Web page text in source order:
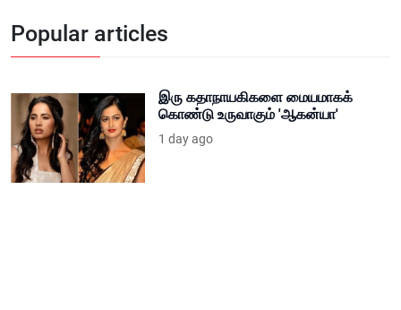
Popular articles
இரு கதாநாயகிகளை மையமாகக்
கொண்டு உருவாகும் 'ஆகன்யா'
1 day ago